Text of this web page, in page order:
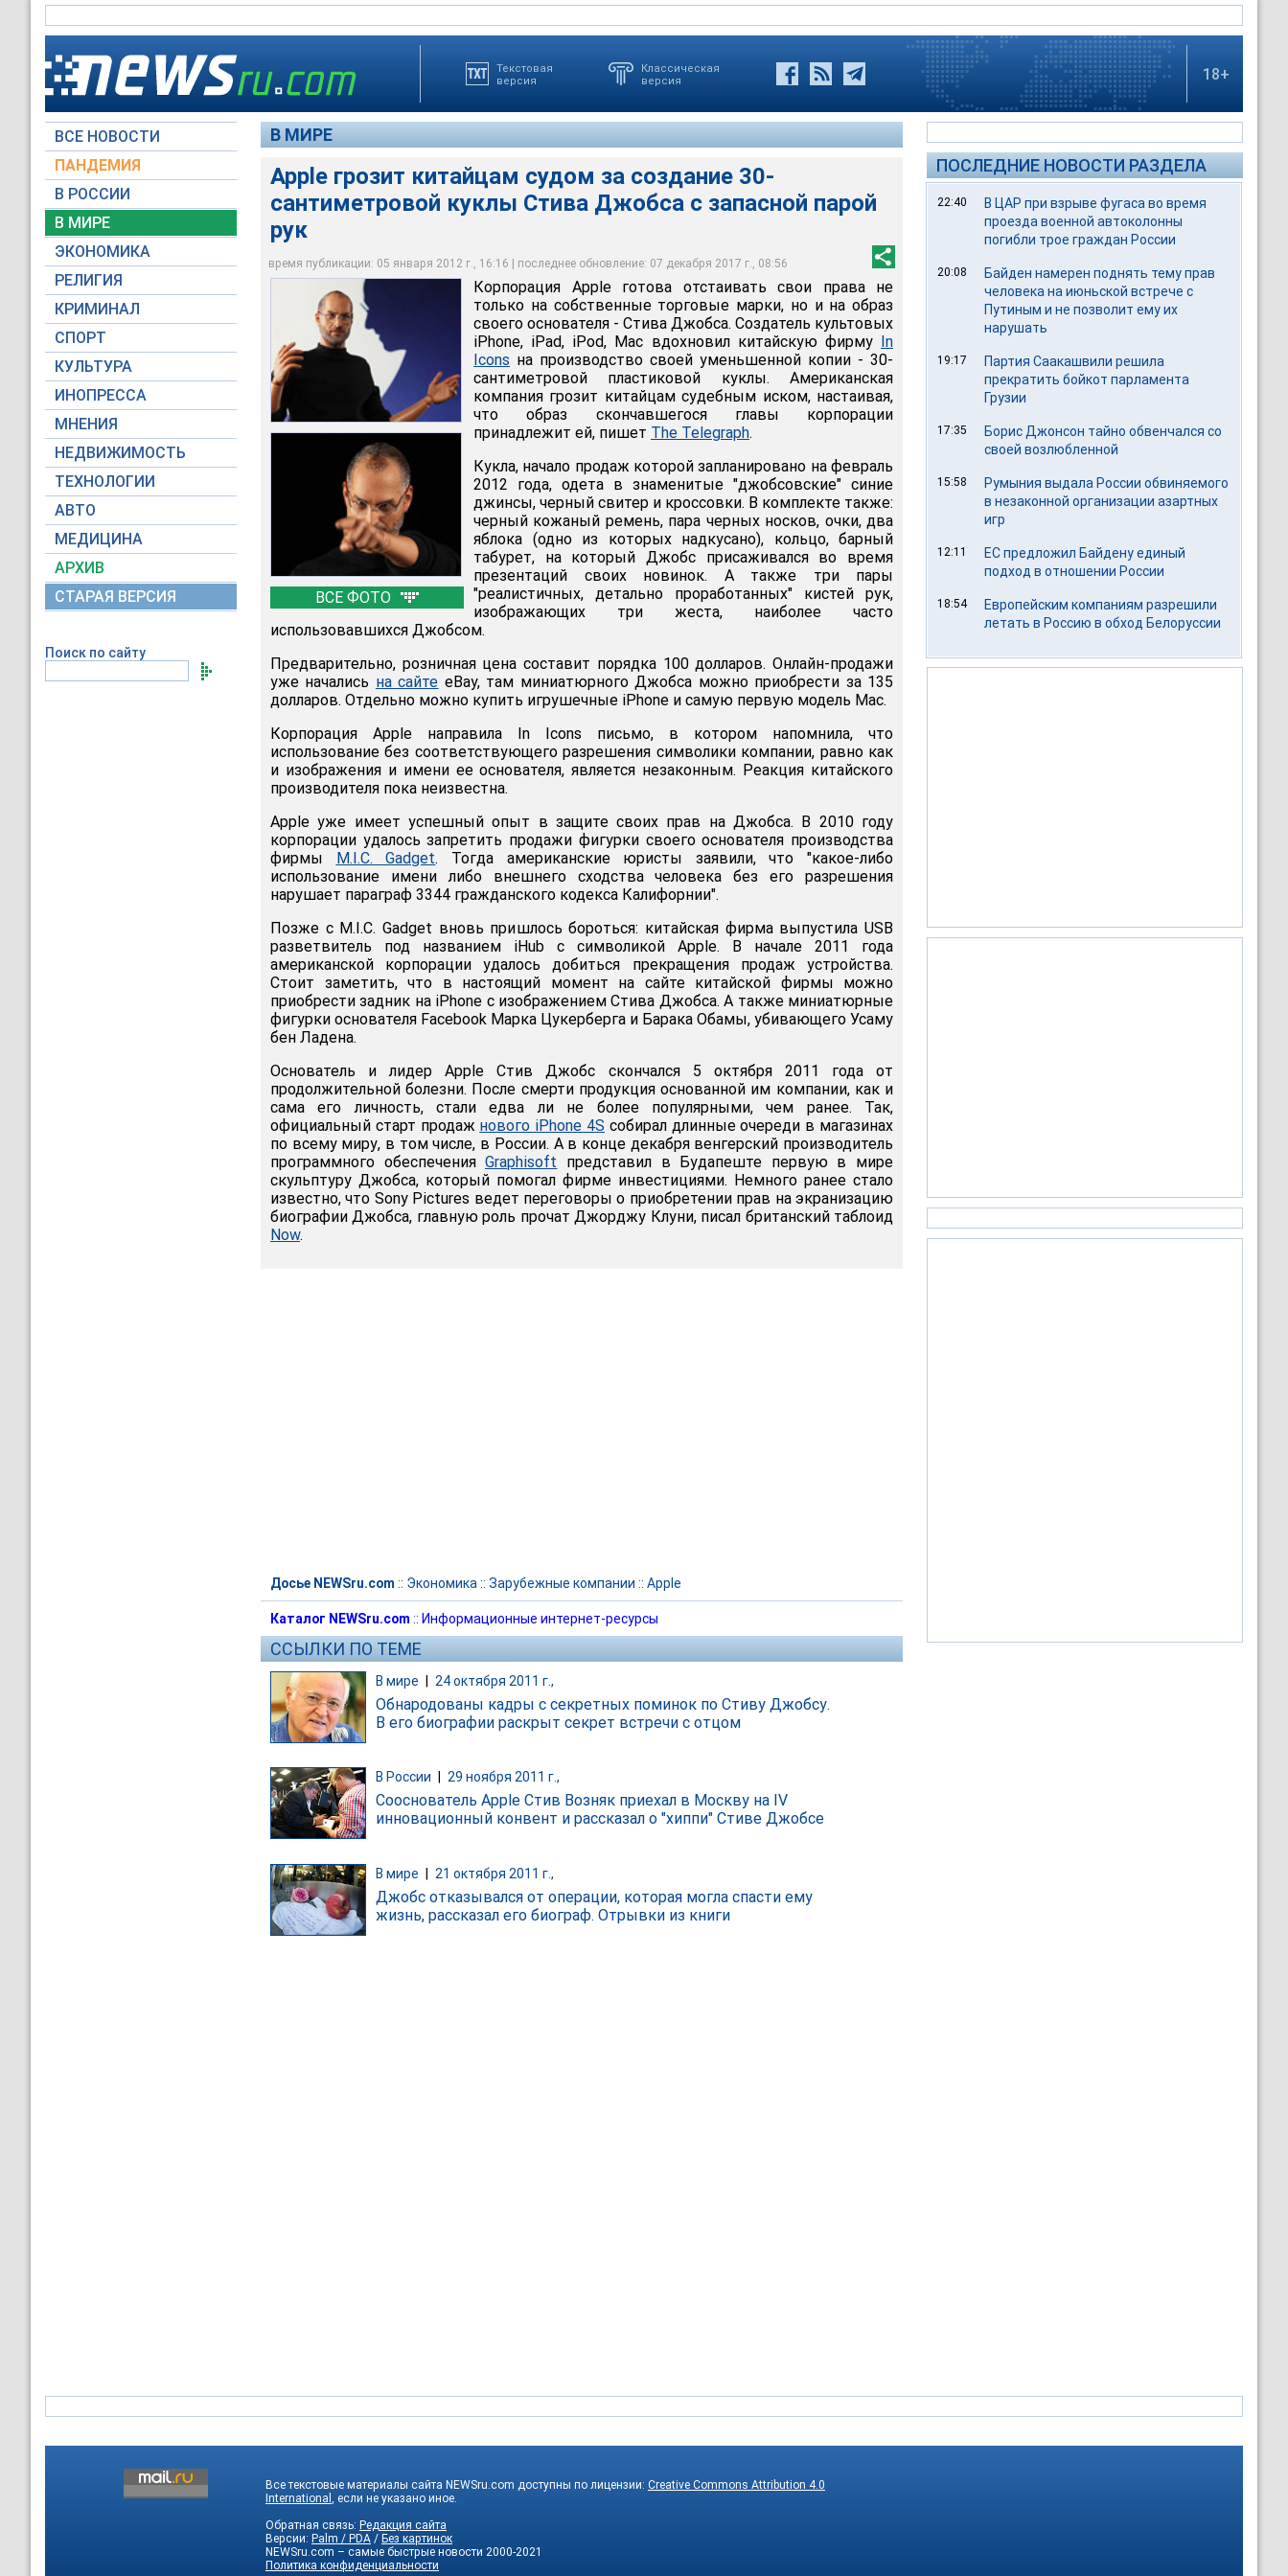
Текстовая
версия
Классическая
версия
18+
ВСЕ НОВОСТИ
ПАНДЕМИЯ
В РОССИИ
В МИРЕ
ЭКОНОМИКА
РЕЛИГИЯ
КРИМИНАЛ
СПОРТ
КУЛЬТУРА
ИНОПРЕССА
МНЕНИЯ
НЕДВИЖИМОСТЬ
ТЕХНОЛОГИИ
АВТО
МЕДИЦИНА
АРХИВ
СТАРАЯ ВЕРСИЯ
Поиск по сайту
В МИРЕ
Apple грозит китайцам судом за создание 30-
сантиметровой куклы Стива Джобса с запасной парой
рук
время публикации: 05 января 2012 г., 16:16 | последнее обновление: 07 декабря 2017 г., 08:56
ВСЕ ФОТО
Создатель культовых iPhone, iPad, iPod, Mac вдохновил китайскую фирму In Icons на
производство своей уменьшенной копии - 30-сантиметровой пластиковой куклы
inicons.com
А также три пары "реалистичных, детально проработанных" кистей рук,
изображающих три наиболее часто использованных Джобсом на презентациях
жеста
inicons.com
Предварительно, розничная цена составит порядка 100 долларов. Онлайн-продажи
уже начались на сайте eBay, там миниатюрного Джобса можно приобрести за 135
долларов
inicons.com
Корпорация Apple готова отстаивать свои права не
только на собственные торговые марки, но и на образ
своего основателя - Стива Джобса. Создатель культовых
iPhone, iPad, iPod, Mac вдохновил китайскую фирму In
Icons на производство своей уменьшенной копии - 30-
сантиметровой пластиковой куклы. Американская
компания грозит китайцам судебным иском, настаивая,
что образ скончавшегося главы корпорации
принадлежит ей, пишет The Telegraph.
Кукла, начало продаж которой запланировано на февраль
2012 года, одета в знаменитые "джобсовские" синие
джинсы, черный свитер и кроссовки. В комплекте также:
черный кожаный ремень, пара черных носков, очки, два
яблока (одно из которых надкусано), кольцо, барный
табурет, на который Джобс присаживался во время
презентаций своих новинок. А также три пары
"реалистичных, детально проработанных" кистей рук,
изображающих три жеста, наиболее часто
использовавшихся Джобсом.
Предварительно, розничная цена составит порядка 100 долларов. Онлайн-продажи
уже начались на сайте eBay, там миниатюрного Джобса можно приобрести за 135
долларов. Отдельно можно купить игрушечные iPhone и самую первую модель Mac.
Корпорация Apple направила In Icons письмо, в котором напомнила, что
использование без соответствующего разрешения символики компании, равно как
и изображения и имени ее основателя, является незаконным. Реакция китайского
производителя пока неизвестна.
Apple уже имеет успешный опыт в защите своих прав на Джобса. В 2010 году
корпорации удалось запретить продажи фигурки своего основателя производства
фирмы M.I.C. Gadget. Тогда американские юристы заявили, что "какое-либо
использование имени либо внешнего сходства человека без его разрешения
нарушает параграф 3344 гражданского кодекса Калифорнии".
Позже с M.I.C. Gadget вновь пришлось бороться: китайская фирма выпустила USB
разветвитель под названием iHub с символикой Apple. В начале 2011 года
американской корпорации удалось добиться прекращения продаж устройства.
Cтоит заметить, что в настоящий момент на сайте китайской фирмы можно
приобрести задник на iPhone с изображением Стива Джобса. А также миниатюрные
фигурки основателя Facebook Марка Цукерберга и Барака Обамы, убивающего Усаму
бен Ладена.
Основатель и лидер Apple Стив Джобс скончался 5 октября 2011 года от
продолжительной болезни. После смерти продукция основанной им компании, как и
сама его личность, стали едва ли не более популярными, чем ранее. Так,
официальный старт продаж нового iPhone 4S собирал длинные очереди в магазинах
по всему миру, в том числе, в России. А в конце декабря венгерский производитель
программного обеспеченияGraphisoft представил в Будапеште первую в мире
скульптуру Джобса, который помогал фирме инвестициями. Немного ранее стало
известно, что Sony Pictures ведет переговоры о приобретении прав на экранизацию
биографии Джобса, главную роль прочат Джорджу Клуни, писал британский таблоид
Now.
Досье NEWSru.com :: Экономика :: Зарубежные компании :: Apple
Каталог NEWSru.com :: Информационные интернет-ресурсы
ССЫЛКИ ПО ТЕМЕ
В мире 24 октября 2011 г.,
Обнародованы кадры с секретных поминок по Стиву Джобсу.
В его биографии раскрыт секрет встречи с отцом
В России 29 ноября 2011 г.,
Сооснователь Apple Стив Возняк приехал в Москву на IV
инновационный конвент и рассказал о "хиппи" Стиве Джобсе
В мире | 21 октября 2011 г.,
Джобс отказывался от операции, которая могла спасти ему
жизнь, рассказал его биограф. Отрывки из книги
ПОСЛЕДНИЕ НОВОСТИ РАЗДЕЛА
22:40
В ЦАР при взрыве фугаса во время
проезда военной автоколонны
погибли трое граждан России
20:08
Байден намерен поднять тему прав
человека на июньской встрече с
Путиным и не позволит ему их
нарушать
19:17
Партия Саакашвили решила
прекратить бойкот парламента
Грузии
17:35
Борис Джонсон тайно обвенчался со
своей возлюбленной
15:58
Румыния выдала России обвиняемого
в незаконной организации азартных
игр
12:11
ЕС предложил Байдену единый
подход в отношении России
18:54
Европейским компаниям разрешили
летать в Россию в обход Белоруссии
Все текстовые материалы сайта NEWSru.com доступны по лицензии: Creative Commons Attribution 4.0
International
, если не указано иное.
Обратная связь: Редакция сайта
Версии: Palm / PDA / Без картинок
NEWSru.com – самые быстрые новости 2000-2021
Политика конфиденциальности